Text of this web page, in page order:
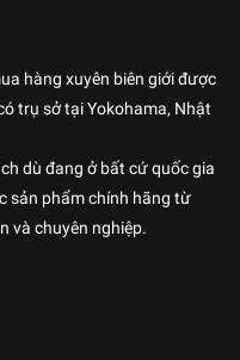
hàng xuyên biên giới được
trụ sở tại Yokohama, Nhật
dù đang ở bất cứ quốc gia
sản phẩm chính hãng từ
và chuyên nghiệp.